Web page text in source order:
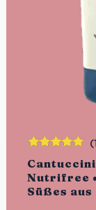
Nutrifree
Süßes
mit5.00von
5